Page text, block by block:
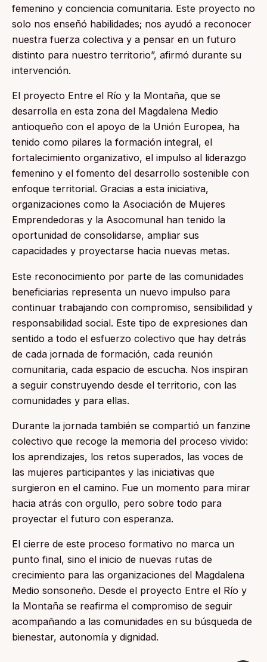
femenino y conciencia comunitaria. Este proyecto no
solo nos enseñó habilidades; nos ayudó a reconocer
nuestra fuerza colectiva y a pensar en un futuro
distinto para nuestro territorio”, afirmó durante su
intervención.
El proyecto Entre el Río y la Montaña, que se
desarrolla en esta zona del Magdalena Medio
antioqueño con el apoyo de la Unión Europea, ha
tenido como pilares la formación integral, el
fortalecimiento organizativo, el impulso al liderazgo
femenino y el fomento del desarrollo sostenible con
enfoque territorial. Gracias a esta iniciativa,
organizaciones como la Asociación de Mujeres
Emprendedoras y la Asocomunal han tenido la
oportunidad de consolidarse, ampliar sus
capacidades y proyectarse hacia nuevas metas.
Este reconocimiento por parte de las comunidades
beneficiarias representa un nuevo impulso para
continuar trabajando con compromiso, sensibilidad y
responsabilidad social. Este tipo de expresiones dan
sentido a todo el esfuerzo colectivo que hay detrás
de cada jornada de formación, cada reunión
comunitaria, cada espacio de escucha. Nos inspiran
a seguir construyendo desde el territorio, con las
comunidades y para ellas.
Durante la jornada también se compartió un fanzine
colectivo que recoge la memoria del proceso vivido:
los aprendizajes, los retos superados, las voces de
las mujeres participantes y las iniciativas que
surgieron en el camino. Fue un momento para mirar
hacia atrás con orgullo, pero sobre todo para
proyectar el futuro con esperanza.
El cierre de este proceso formativo no marca un
punto final, sino el inicio de nuevas rutas de
crecimiento para las organizaciones del Magdalena
Medio sonsoneño. Desde el proyecto Entre el Río y
la Montaña se reafirma el compromiso de seguir
acompañando a las comunidades en su búsqueda de
bienestar, autonomía y dignidad.